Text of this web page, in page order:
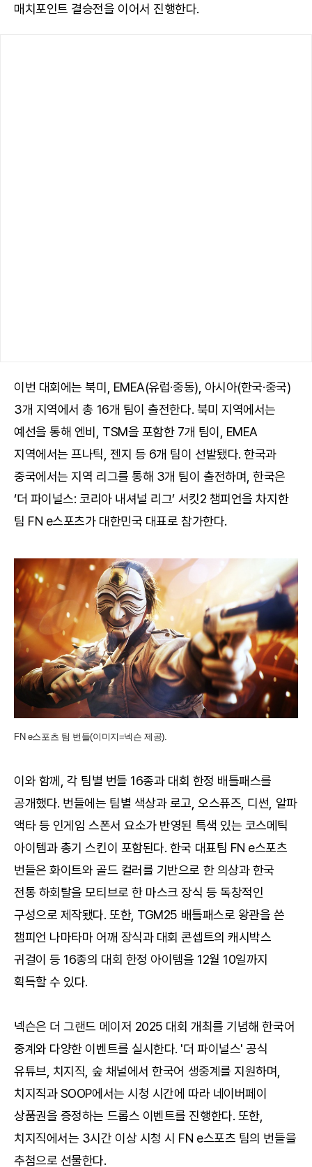
매치포인트 결승전을 이어서 진행한다.
이번 대회에는 북미, EMEA(유럽·중동), 아시아(한국·중국)
3개 지역에서 총 16개 팀이 출전한다. 북미 지역에서는
예선을 통해 엔비, TSM을 포함한 7개 팀이, EMEA
지역에서는 프나틱, 젠지 등 6개 팀이 선발됐다. 한국과
중국에서는 지역 리그를 통해 3개 팀이 출전하며, 한국은
‘더 파이널스: 코리아 내셔널 리그’ 서킷2 챔피언을 차지한
팀 FN e스포츠가 대한민국 대표로 참가한다.
FN e스포츠 팀 번들(이미지=넥슨 제공).
이와 함께, 각 팀별 번들 16종과 대회 한정 배틀패스를
공개했다. 번들에는 팀별 색상과 로고, 오스퓨즈, 디썬, 알파
액타 등 인게임 스폰서 요소가 반영된 특색 있는 코스메틱
아이템과 총기 스킨이 포함된다. 한국 대표팀 FN e스포츠
번들은 화이트와 골드 컬러를 기반으로 한 의상과 한국
전통 하회탈을 모티브로 한 마스크 장식 등 독창적인
구성으로 제작됐다. 또한, TGM25 배틀패스로 왕관을 쓴
챔피언 나마타마 어깨 장식과 대회 콘셉트의 캐시박스
귀걸이 등 16종의 대회 한정 아이템을 12월 10일까지
획득할 수 있다.
넥슨은 더 그랜드 메이저 2025 대회 개최를 기념해 한국어
중계와 다양한 이벤트를 실시한다. '더 파이널스' 공식
유튜브, 치지직, 숲 채널에서 한국어 생중계를 지원하며,
치지직과 SOOP에서는 시청 시간에 따라 네이버페이
상품권을 증정하는 드롭스 이벤트를 진행한다. 또한,
치지직에서는 3시간 이상 시청 시 FN e스포츠 팀의 번들을
추첨으로 선물한다.